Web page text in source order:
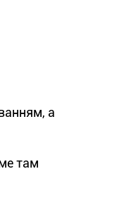
а
там